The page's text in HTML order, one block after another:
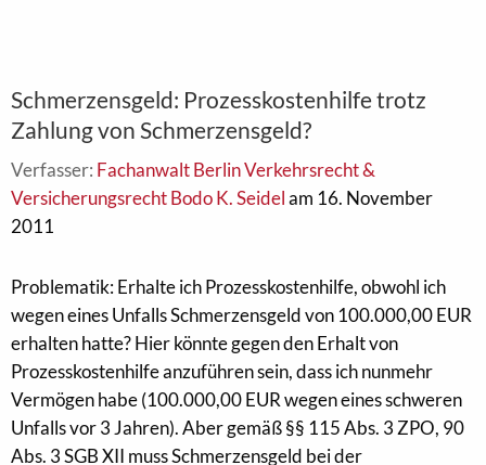
Schmerzensgeld: Prozesskostenhilfe trotz
Zahlung von Schmerzensgeld?
Verfasser: Fachanwalt Berlin Verkehrsrecht &
Versicherungsrecht Bodo K. Seidelam 16. November
2011
Problematik: Erhalte ich Prozesskostenhilfe, obwohl ich
wegen eines Unfalls Schmerzensgeld von 100.000,00 EUR
erhalten hatte? Hier könnte gegen den Erhalt von
Prozesskostenhilfe anzuführen sein, dass ich nunmehr
Vermögen habe (100.000,00 EUR wegen eines schweren
Unfalls vor 3 Jahren). Aber gemäß §§ 115 Abs. 3 ZPO, 90
Abs. 3 SGB XII muss Schmerzensgeld bei der